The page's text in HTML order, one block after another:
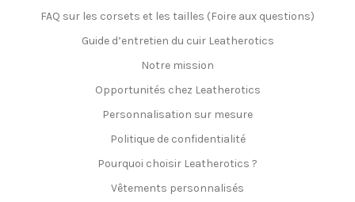
FAQ sur les corsets et les tailles (Foire aux questions)
Guide d’entretien du cuir Leatherotics
Notre mission
Opportunités chez Leatherotics
Personnalisation sur mesure
Politique de confidentialité
Pourquoi choisir Leatherotics ?
Vêtements personnalisés